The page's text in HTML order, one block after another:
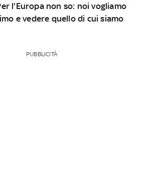
l'Europa non so: noi vogliamo
e vedere quello di cui siamo
PUBBLICITÀ